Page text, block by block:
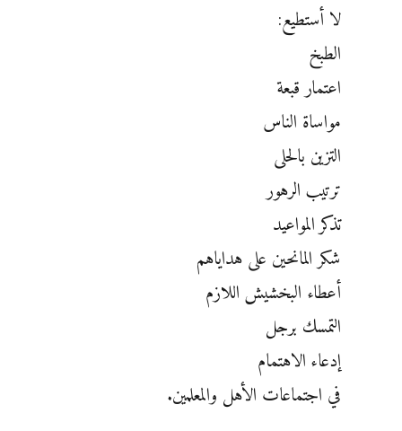
لا أستطيع:
الطبخ
اعتمار قبعة
مواساة الناس
التزين بالحلى
ترتيب الرهور
تذكر المواعيد
شكر المانحين على هداياهم
أعطاء البخشيش اللازم
التمسك برجل
إدعاء الاهتمام
في اجتماعات الأهل والمعلمين.